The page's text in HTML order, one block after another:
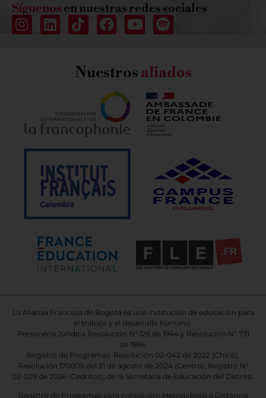
Síguenos en nuestras redes sociales
Nuestrosaliados
La Alianza Francesa de Bogotá es una institución de educación para
el trabajo y el desarrollo humano.
Personería Jurídica Resolución N° 126 de 1944 y Resolución N° 731
de 1994.
Registro de Programas: Resolución 02-042 de 2022 (Chicó),
Resolución 170005 del 21 de agosto de 2024 (Centro), Registro N°
02-029 de 2026 (Cedritos), de la Secretaría de Educación del Distrito.
Registro de Programas para cursos con Metodología a Distancia